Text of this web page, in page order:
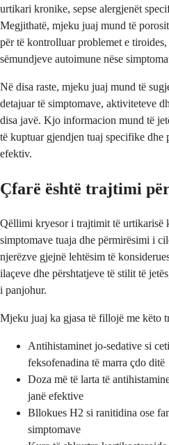
urtikari kronike, sepse alergjenët
Megjithatë, mjeku juaj mund të
për të kontrolluar problemet e
sëmundjeve autoimune nëse
Në disa raste, mjeku juaj mund të
detajuar të simptomave, aktiviteteve
disa javë. Kjo informacion mund të
të kuptuar gjendjen tuaj specifike
efektiv.
Çfarë është trajtimi
Qëllimi kryesor i trajtimit të urtikarisë
simptomave tuaja dhe përmirësimi i
njerëzve gjejnë lehtësim të
ilaçeve dhe përshtatjeve të stilit të
i panjohur.
Mjeku juaj ka gjasa të fillojë me këto
Antihistaminet jo-sedative si
feksofenadina të marra çdo ditë
Doza më të larta të
janë efektive
Bllokues H2 si ranitidina ose
simptomave